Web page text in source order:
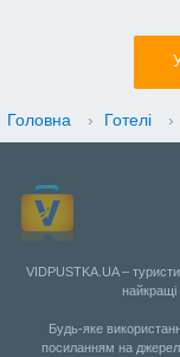
Головна › Готелі ›
VIDPUSTKA.UA –
найкращі
Будь-яке
посиланням на